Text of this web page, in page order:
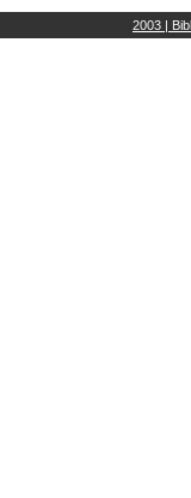
2003 |